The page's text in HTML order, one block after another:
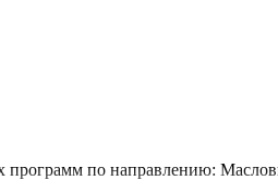
по направлению: